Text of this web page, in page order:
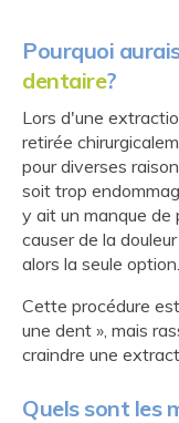
Pourquoi
dentaire?
Lors d'une
retirée
pour diverses
soit trop
y ait un manque de
causer de la
alors la seule option.
Cette procédure
une dent », mais
craindre une
Quels sont les